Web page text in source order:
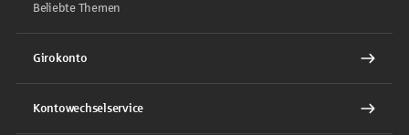
Beliebte Themen
Girokonto
Kontowechselservice